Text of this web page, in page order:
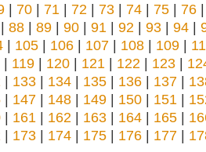
| 70| 71 | 72 | 73| 74| 75| 76
88| 89| 90| 91 | 92 | 93| 94|
| 105 | 106 | 107 | 108 | 109 |
| 119| 120| 121 | 122 | 123|
| 133| 134| 135| 136| 137|
| 147| 148| 149| 150| 151 |
| 161 | 162 | 163| 164| 165|
| 173| 174| 175| 176| 177|